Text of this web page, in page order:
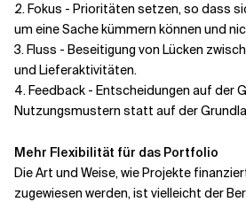
2. Fokus - Prioritäten setzen, so dass
um eine Sache kümmern können und
3.Fluss - Beseitigung von Lücken
und Lieferaktivitäten.
4. Feedback - Entscheidungen auf der
Nutzungsmustern statt auf der
Mehr Flexibilität für das Portfolio
Die Art und Weise, wie Projekte
zugewiesen werden, ist vielleicht der